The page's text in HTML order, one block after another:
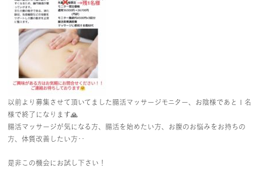
以前より募集させて頂いてました腸活マッサージモニター、お陰様であと１名
様で終了になります🙏
腸活マッサージが気になる方、腸活を始めたい方、お腹のお悩みをお持ちの
方、体質改善したい方‥
是非この機会にお試し下さい！